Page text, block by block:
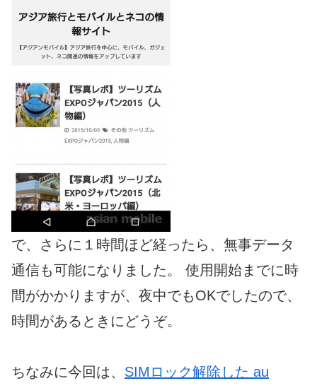
で、さらに１時間ほど経ったら、無事データ
通信も可能になりました。 使用開始までに時
間がかかりますが、夜中でもOKでしたので、
時間があるときにどうぞ。
ちなみに今回は、 SIMロック解除した au